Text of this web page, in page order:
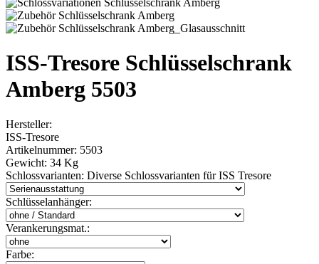
ISS-Tresore Schlüsselschrank
Amberg 5503
Hersteller:
ISS-Tresore
Artikelnummer: 5503
Gewicht: 34 Kg
Schlossvarianten: Diverse Schlossvarianten für ISS Tresore
Schlüsselanhänger:
Verankerungsmat.:
Farbe: